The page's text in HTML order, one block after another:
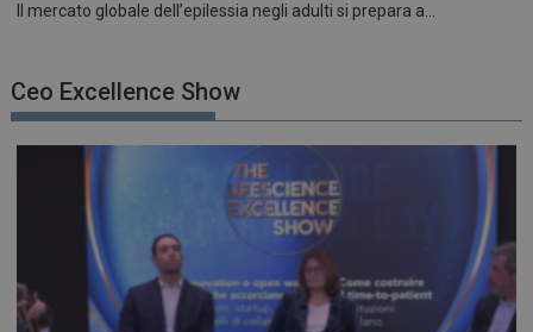
Il mercato globale dell’epilessia negli adulti si prepara a...
Ceo Excellence Show